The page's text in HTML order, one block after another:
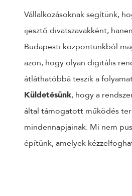
Vállalkozásoknak segítünk,
ijesztő divatszavakként,
Budapesti központunkból
azon, hogy olyan digitális
átláthatóbbá teszik a
Küldetésünk, hogy a
által támogatott működés
mindennapjainak. Mi nem
építünk, amelyek